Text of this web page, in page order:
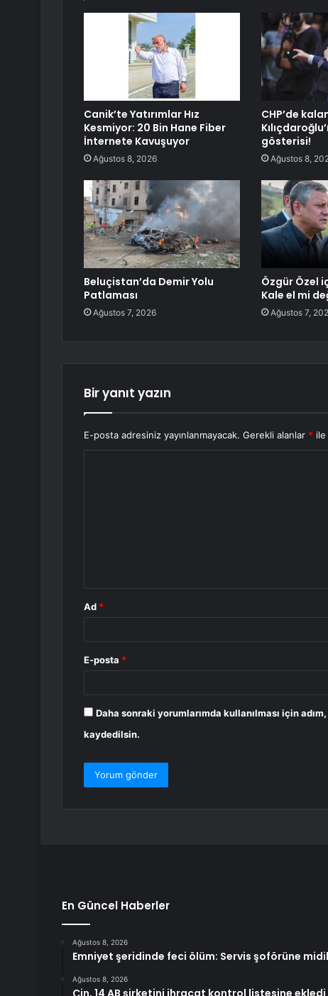
Canik’te Yatırımlar Hız
Kesmiyor: 20 Bin Hane Fiber
İnternete Kavuşuyor
Ağustos 8, 2026
CHP’de
gösterisi!
Ağustos 8,
Beluçistan’da Demir Yolu
Patlaması
Ağustos 7, 2026
Özgür Özel
Kale el mi
Ağustos 7,
Bir yanıt yazın
E-posta adresiniz yayınlanmayacak. Gerekli alanlar *
Ad *
E-posta *
Daha sonraki yorumlarımda kullanılması için
kaydedilsin.
En Güncel Haberler
Ağustos 8, 2026
Emniyet şeridinde feci ölüm: Servis şoförüne
Ağustos 8, 2026